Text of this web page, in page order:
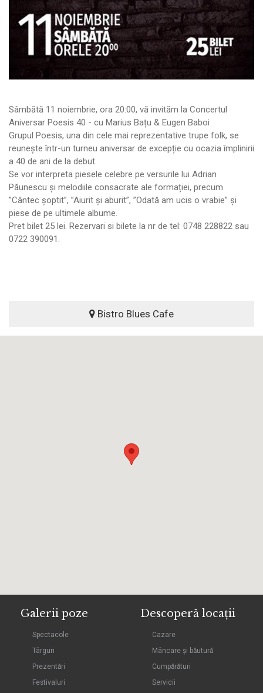
Sâmbătă 11 noiembrie, ora 20:00, vă invităm la Concertul
Aniversar Poesis 40 - cu Marius Bațu & Eugen Baboi
Grupul Poesis, una din cele mai reprezentative trupe folk, se
reunește într-un turneu aniversar de excepție cu ocazia împlinirii
a 40 de ani de la debut.
Se vor interpreta piesele celebre pe versurile lui Adrian
Păunescu și melodiile consacrate ale formației, precum
”Cântec șoptit”, ”Aiurit și aburit”, ”Odată am ucis o vrabie” și
piese de pe ultimele albume.
Pret bilet 25 lei. Rezervari si bilete la nr de tel: 0748 228822 sau
0722 390091.
Bistro Blues Cafe
Galerii poze
Spectacole
Târguri
Prezentări
Festivaluri
Descoperă locații
Cazare
Mâncare și băutură
Cumpărături
Servicii